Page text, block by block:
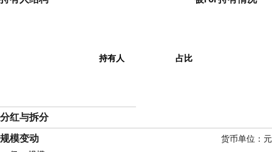
持有人 占比
分红与拆分
规模变动
货币单位：元